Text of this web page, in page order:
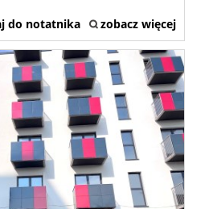
do notatnika zobacz więcej